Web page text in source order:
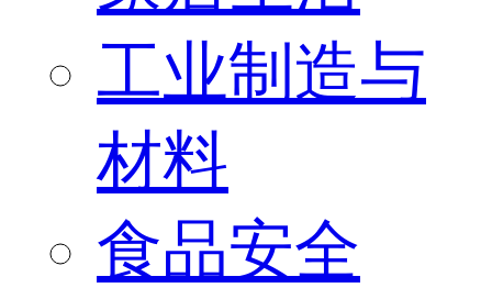
工业制造与
材料
食品安全